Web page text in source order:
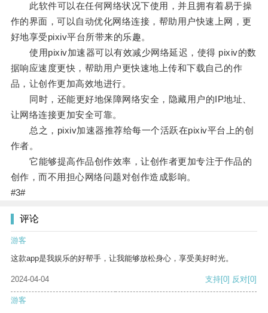
此软件可以在任何网络状况下使用，并且拥有着易于操
作的界面，可以自动优化网络连接，帮助用户快速上网，更
好地享受pixiv平台所带来的乐趣。
使用pixiv加速器可以有效减少网络延迟，使得 pixiv的数
据响应速度更快，帮助用户更快速地上传和下载自己的作
品，让创作更加高效地进行。
同时，还能更好地保障网络安全，隐藏用户的IP地址、
让网络连接更加安全可靠。
总之，pixiv加速器推荐给每一个活跃在pixiv平台上的创
作者。
它能够提高作品创作效率，让创作者更加专注于作品的
创作，而不用担心网络问题对创作造成影响。
#3#
评论
游客
这款app是我娱乐的好帮手，让我能够放松身心，享受美好时光。
2024-04-04 支持[0] 反对[0]
游客